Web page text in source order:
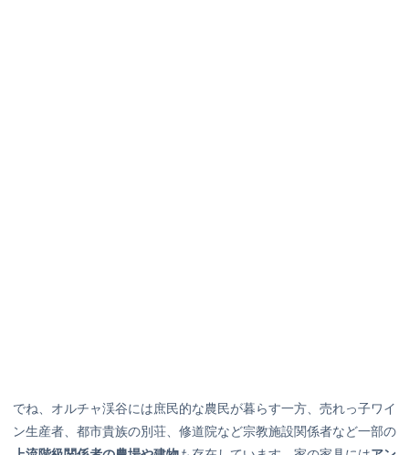
でね、オルチャ渓谷には庶民的な農民が暮らす一方、売れっ子ワイ
ン生産者、都市貴族の別荘、修道院など宗教施設関係者など一部の